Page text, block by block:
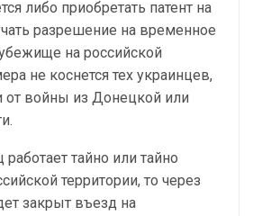
либо приобретать патент на
разрешение на временное
на российской
не коснется тех украинцев,
от войны из Донецкой или
тайно или тайно
территории, то через
закрыт въезд на